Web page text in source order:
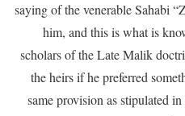
saying of the venerable Sahabi
him, and this is what is
scholars of the Late Malik
the heirs if he preferred
same provision as stipulated